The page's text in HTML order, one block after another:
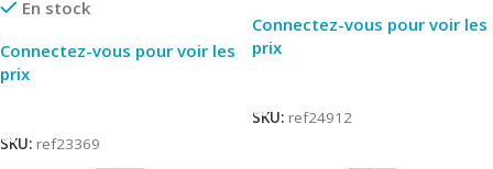
En stock
Connectez-vous pour voir les
prix
SKU: ref23369
Connectez-vous pour voir les
prix
SKU: ref24912